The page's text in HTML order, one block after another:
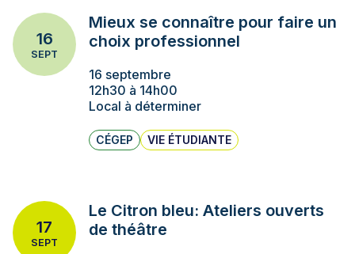
16
SEPT
Mieux se connaître pour faire un
choix professionnel
16 septembre
12h30 à 14h00
Local à déterminer
CÉGEP VIE ÉTUDIANTE
17
SEPT
Le Citron bleu: Ateliers ouverts
de théâtre